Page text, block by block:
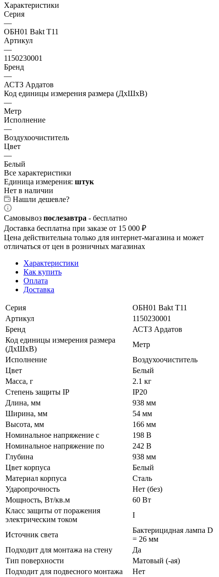
Характеристики
Серия
—
ОБН01 Bakt Т11
Артикул
—
1150230001
Бренд
—
АСТЗ Ардатов
Код единицы измерения размера (ДхШхВ)
—
Метр
Исполнение
—
Воздухоочиститель
Цвет
—
Белый
Все характеристики
Единица измерения: штук
Нет в наличии
Нашли дешевле?
Самовывоз послезавтра - бесплатно
Доставка бесплатна при заказе от 15 000 ₽
Цена действительна только для интернет-магазина и может
отличаться от цен в розничных магазинах
Характеристики
Как купить
Оплата
Доставка
Серия
ОБН01 Bakt Т11
Артикул
1150230001
Бренд
АСТЗ Ардатов
Код единицы измерения размера
(ДхШхВ)
Метр
Исполнение
Воздухоочиститель
Цвет
Белый
Масса, г
2.1 кг
Степень защиты IP
IP20
Длина, мм
938 мм
Ширина, мм
54 мм
Высота, мм
166 мм
Номинальное напряжение с
198 В
Номинальное напряжение по
242 В
Глубина
938 мм
Цвет корпуса
Белый
Материал корпуса
Сталь
Ударопрочность
Нет (без)
Мощность, Вт/кв.м
60 Вт
Класс защиты от поражения
электрическим током
I
Источник света
Бактерицидная лампа D
= 26 мм
Подходит для монтажа на стену
Да
Тип поверхности
Матовый (-ая)
Подходит для подвесного монтажа
Нет